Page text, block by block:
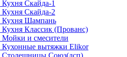
Кухня Скайда-1
Кухня Скайда-2
Кухня Шампань
Кухня Классик (Прованс)
Мойки и смесители
Кухонные вытяжки Elikor
Столешницы Союз(дсп)